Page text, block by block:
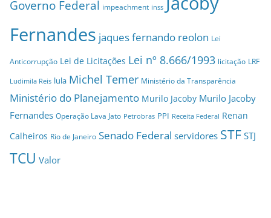
Governo Federal impeachment inss
Fernandes jaques fernando reolon Lei
Anticorrupção Lei de Licitações Lei nº 8.666/1993 licitação LRF
Ludimila Reis lula Michel Temer Ministério da Transparência
Ministério do Planejamento Murilo Jacoby Murilo Jacoby
Fernandes Operação Lava Jato Petrobras PPI Receita Federal Renan
Calheiros Rio de Janeiro Senado Federal servidores STF STJ
TCU Valor